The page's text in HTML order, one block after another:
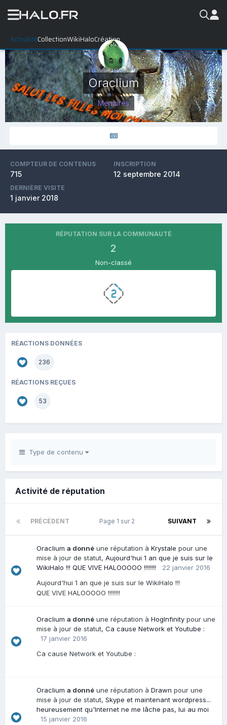
ActualitéCollectionWikiHaloCréation
Oraclium
Membres
COMPTEUR DE CONTENUS
715
INSCRIPTION
12 septembre 2014
DERNIÈRE VISITE
1 janvier 2018
RÉPUTATION SUR LA COMMUNAUTÉ
2
Non-classé
RÉACTIONS DONNÉES
236
RÉACTIONS REÇUES
53
Type de contenu
Activité de réputation
PRÉCÉDENT SUIVANT
Page 1 sur 2
Oraclium a donné une réputation à Krystale pour une
mise à jour de statut, Aujourd'hui 1 an que je suis sur le
WikiHalo !!! QUE VIVE HALOOOOO !!!!!!!!
22 janvier 2016
Aujourd'hui 1 an que je suis sur le WikiHalo !!!
QUE VIVE HALOOOOO !!!!!!!!
Oraclium a donné une réputation à HogInfinity pour une
mise à jour de statut, Ca cause Network et Youtube :
17 janvier 2016
Ca cause Network et Youtube :
Oraclium a donné une réputation à Drawn pour une
mise à jour de statut, Skype et maintenant wordpress...
heureusement qu'Internet ne me lâche pas, lui au moi
15 janvier 2016